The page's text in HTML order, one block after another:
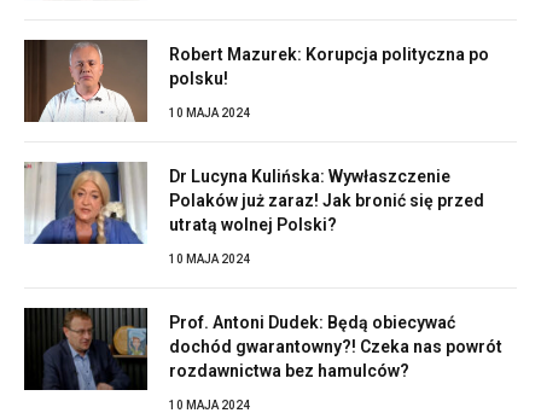
Robert Mazurek: Korupcja polityczna po
polsku!
10 MAJA 2024
Dr Lucyna Kulińska: Wywłaszczenie
Polaków już zaraz! Jak bronić się przed
utratą wolnej Polski?
10 MAJA 2024
Prof. Antoni Dudek: Będą obiecywać
dochód gwarantowny?! Czeka nas powrót
rozdawnictwa bez hamulców?
10 MAJA 2024